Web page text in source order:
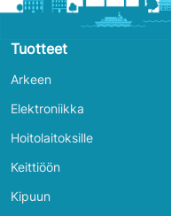
Tuotteet
Arkeen
Elektroniikka
Hoitolaitoksille
Keittiöön
Kipuun